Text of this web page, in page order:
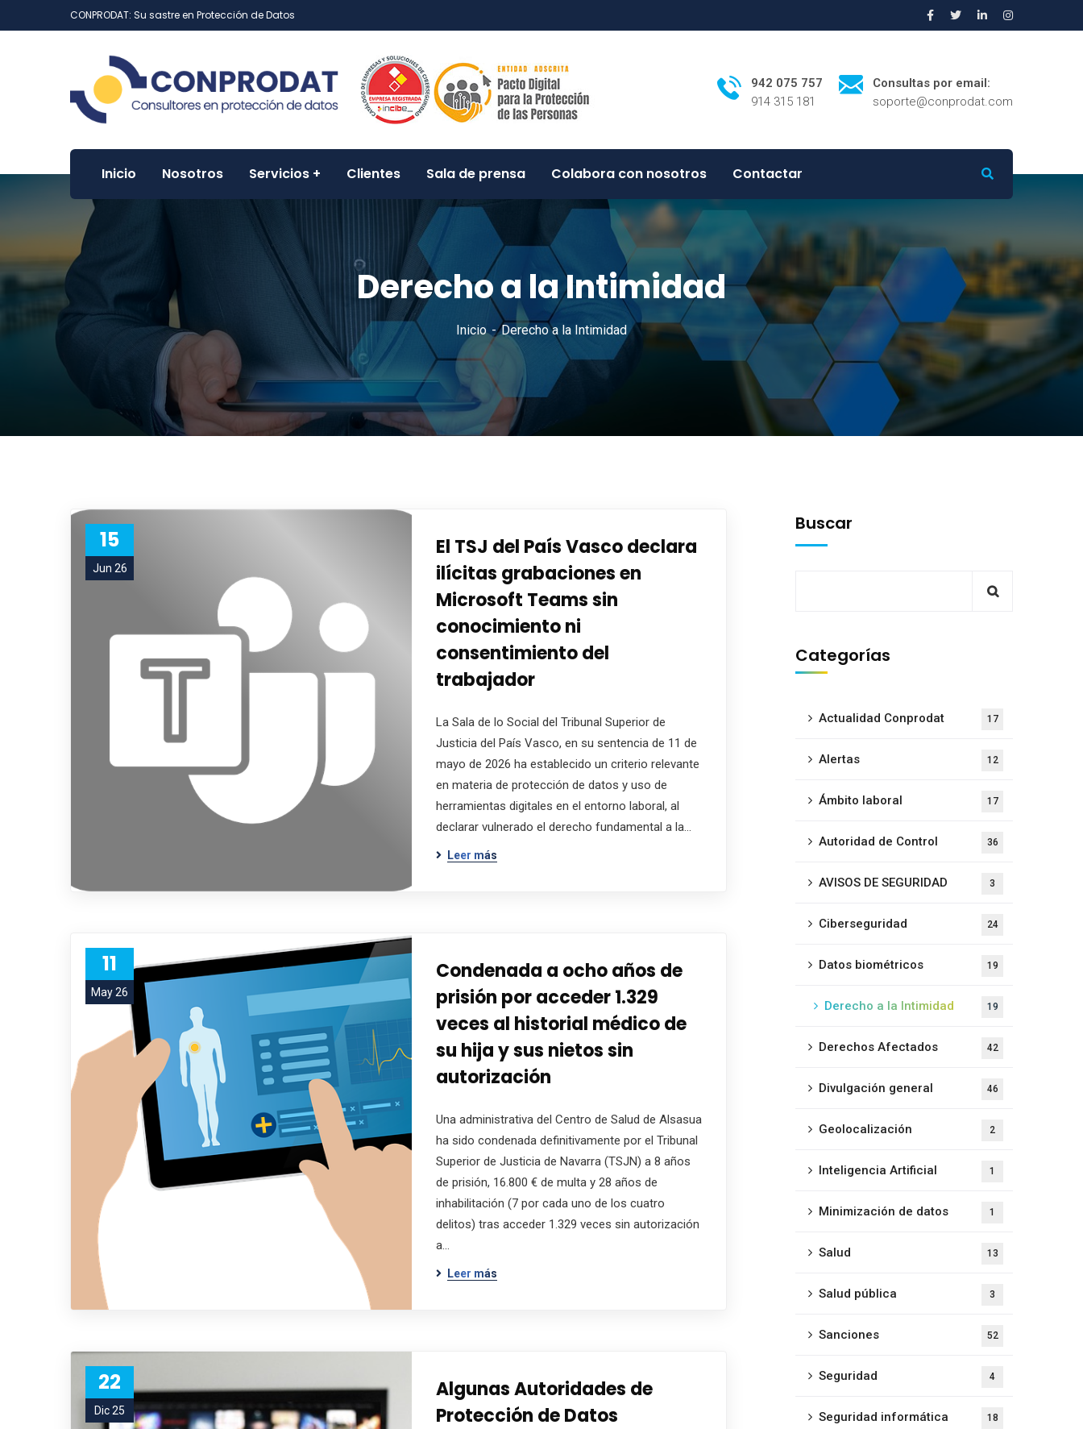
CONPRODAT: Su sastre en Protección de Datos
942 075 757
914 315 181
Consultas por email:
soporte@conprodat.com
Inicio Nosotros Servicios Clientes Sala de prensa Colabora con nosotros Contactar
Derecho a la Intimidad
Inicio Derecho a la Intimidad
15
Jun 26
El TSJ del País Vasco declara
ilícitas grabaciones en
Microsoft Teams sin
conocimiento ni
consentimiento del
trabajador
La Sala de lo Social del Tribunal Superior de
Justicia del País Vasco, en su sentencia de 11 de
mayo de 2026 ha establecido un criterio relevante
en materia de protección de datos y uso de
herramientas digitales en el entorno laboral, al
declarar vulnerado el derecho fundamental a la…
Leer más
11
May 26
Condenada a ocho años de
prisión por acceder 1.329
veces al historial médico de
su hija y sus nietos sin
autorización
Una administrativa del Centro de Salud de Alsasua
ha sido condenada definitivamente por el Tribunal
Superior de Justicia de Navarra (TSJN) a 8 años
de prisión, 16.800 € de multa y 28 años de
inhabilitación (7 por cada uno de los cuatro
delitos) tras acceder 1.329 veces sin autorización
a…
Leer más
22
Dic 25
Algunas Autoridades de
Protección de Datos
Buscar
Categorías
Actualidad Conprodat 17
Alertas 12
Ámbito laboral 17
Autoridad de Control 36
AVISOS DE SEGURIDAD 3
Ciberseguridad 24
Datos biométricos 19
Derecho a la Intimidad 19
Derechos Afectados 42
Divulgación general 46
Geolocalización 2
Inteligencia Artificial 1
Minimización de datos 1
Salud 13
Salud pública 3
Sanciones 52
Seguridad 4
Seguridad informática 18